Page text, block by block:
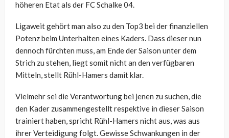
höheren Etat als der FC Schalke 04.
Ligaweit gehört man also zu den Top3 bei der finanziellen
Potenz beim Unterhalten eines Kaders. Dass dieser nun
dennoch fürchten muss, am Ende der Saison unter dem
Strich zu stehen, liegt somit nicht an den verfügbaren
Mitteln, stellt Rühl-Hamers damit klar.
Vielmehr sei die Verantwortung bei jenen zu suchen, die
den Kader zusammengestellt respektive in dieser Saison
trainiert haben, spricht Rühl-Hamers nicht aus, was aus
ihrer Verteidigung folgt. Gewisse Schwankungen in der